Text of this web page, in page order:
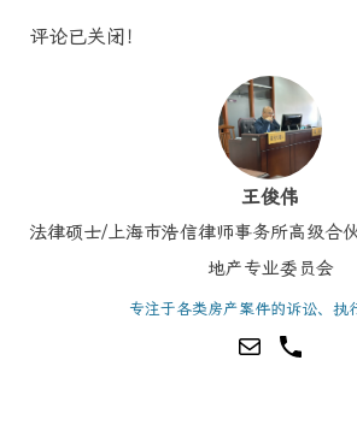
评论已关闭！
王俊伟
法律硕士/上海市浩信律师事务所高级合
地产专业委员会
专注于各类房产案件的诉讼、执